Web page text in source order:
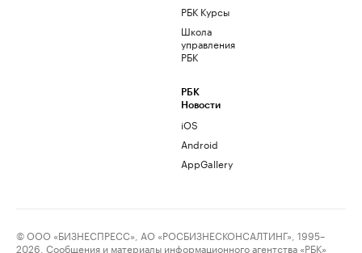
РБК Курсы
Школа
управления
РБК
РБК
Новости
iOS
Android
AppGallery
© ООО «БИЗНЕСПРЕСС», АО «РОСБИЗНЕСКОНСАЛТИНГ», 1995–
2026. Сообщения и материалы информационного агентства «РБК»